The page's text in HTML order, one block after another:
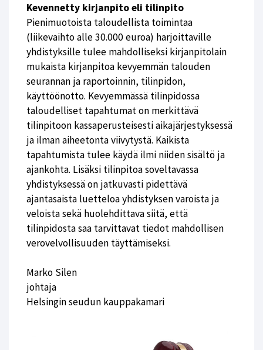
Kevennetty kirjanpito eli tilinpito
Pienimuotoista taloudellista toimintaa
(liikevaihto alle 30.000 euroa) harjoittaville
yhdistyksille tulee mahdolliseksi kirjanpitolain
mukaista kirjanpitoa kevyemmän talouden
seurannan ja raportoinnin, tilinpidon,
käyttöönotto. Kevyemmässä tilinpidossa
taloudelliset tapahtumat on merkittävä
tilinpitoon kassaperusteisesti aikajärjestyksessä
ja ilman aiheetonta viivytystä. Kaikista
tapahtumista tulee käydä ilmi niiden sisältö ja
ajankohta. Lisäksi tilinpitoa soveltavassa
yhdistyksessä on jatkuvasti pidettävä
ajantasaista luetteloa yhdistyksen varoista ja
veloista sekä huolehdittava siitä, että
tilinpidosta saa tarvittavat tiedot mahdollisen
verovelvollisuuden täyttämiseksi.
Marko Silen
johtaja
Helsingin seudun kauppakamari